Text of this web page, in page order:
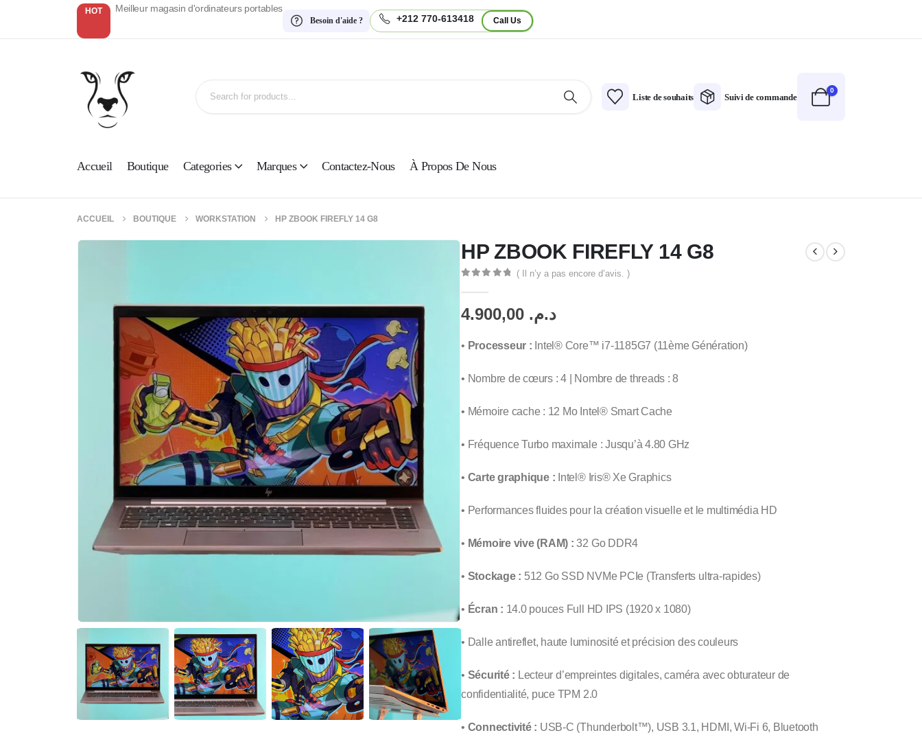
HOT Meilleur magasin d'ordinateurs portables
Besoin d'aide ? +212 770-613418 Call Us
Liste de souhaits Suivi de commande
0
Accueil Boutique Categories Marques Contactez-Nous À Propos De Nous
ACCUEIL BOUTIQUE WORKSTATION HP ZBOOK FIREFLY 14 G8
HP ZBOOK FIREFLY 14 G8
( Il n’y a pas encore d’avis. )
د.م.
• Processeur : Intel® Core™ i7-1185G7 (11ème Génération)
• Nombre de cœurs : 4 | Nombre de threads : 8
• Mémoire cache : 12 Mo Intel® Smart Cache
• Fréquence Turbo maximale : Jusqu’à 4.80 GHz
• Carte graphique : Intel® Iris® Xe Graphics
• Performances fluides pour la création visuelle et le multimédia HD
• Mémoire vive (RAM) : 32 Go DDR4
• Stockage : 512 Go SSD NVMe PCIe (Transferts ultra-rapides)
• Écran : 14.0 pouces Full HD IPS (1920 x 1080)
• Dalle antireflet, haute luminosité et précision des couleurs
• Sécurité : Lecteur d’empreintes digitales, caméra avec obturateur de
confidentialité, puce TPM 2.0
• Connectivité : USB-C (Thunderbolt™), USB 3.1, HDMI, Wi-Fi 6, Bluetooth